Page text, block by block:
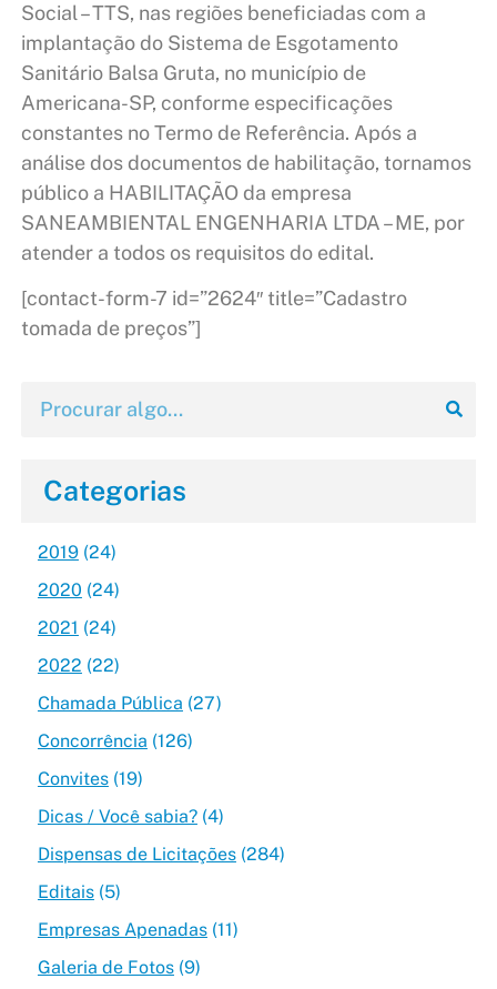
Social – TTS, nas regiões beneficiadas com a
implantação do Sistema de Esgotamento
Sanitário Balsa Gruta, no município de
Americana-SP, conforme especificações
constantes no Termo de Referência. Após a
análise dos documentos de habilitação, tornamos
público a HABILITAÇÃO da empresa
SANEAMBIENTAL ENGENHARIA LTDA – ME, por
atender a todos os requisitos do edital.
[contact-form-7 id=”2624″ title=”Cadastro
tomada de preços”]
Categorias
2019(24)
2020 (24)
2021 (24)
2022 (22)
Chamada Pública (27)
Concorrência (126)
Convites(19)
Dicas / Você sabia?(4)
Dispensas de Licitações(284)
Editais(5)
Empresas Apenadas(11)
Galeria de Fotos(9)